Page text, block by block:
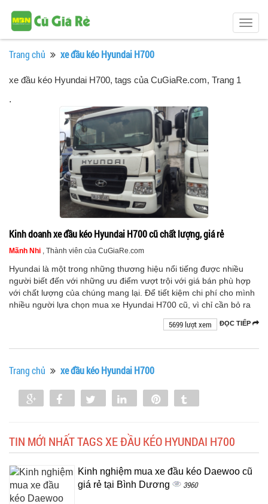
Trang chủ xe đầu kéo Hyundai H700
xe đầu kéo Hyundai H700, tags của CuGiaRe.com, Trang 1
.
Kinh doanh xe đầu kéo Hyundai H700 cũ chất lượng, giá rẻ
Mãnh Nhi , Thành viên của CuGiaRe.com
Hyundai là một trong những thương hiệu nổi tiếng được nhiều
người biết đến với những ưu điểm vượt trội với giá bán phù hợp
với chất lượng của chúng mang lại. Để tiết kiệm chi phí cho mình
nhiều người lựa chọn mua xe Hyundai H700 cũ, vì chỉ cần bỏ ra
ĐỌC TIẾP
5699 lượt xem
Trang chủ xe đầu kéo Hyundai H700
Share Share Tweet Share
TIN MỚI NHẤT TAGS XE ĐẦU KÉO HYUNDAI H700
Kinh nghiệm mua xe đầu kéo Daewoo cũ
giá rẻ tại Bình Dương
3960